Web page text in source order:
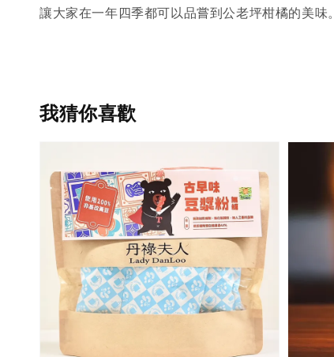
讓大家在一年四季都可以品嘗到公老坪柑橘的美味。
我猜你喜歡